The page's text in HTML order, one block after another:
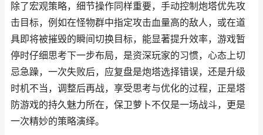
除了宏观策略，细节操作同样重要，手动控制炮塔优先攻
击目标，例如在怪物群中指定攻击血量高的敌人，或在道
具即将被摧毁的瞬间切换目标，能显著提升效率，游戏暂
停时仔细思考下一步布局，是资深玩家的习惯，心态上切
忌急躁，一次失败后，应复盘是炮塔选择错误，还是升级
时机不当，调整后再战，享受思考与优化的过程，正是塔
防游戏的持久魅力所在，保卫萝卜不仅是一场战斗，更是
一次精妙的策略演绎。